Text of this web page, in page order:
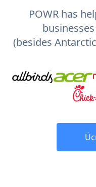
POWR has
(besides